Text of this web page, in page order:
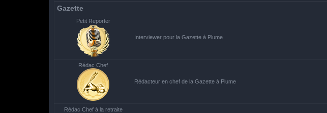
Gazette
Petit Reporter
Interviewer pour la Gazette à Plume
Rédac Chef
Rédacteur en chef de la Gazette à Plume
Rédac Chef à la retraite